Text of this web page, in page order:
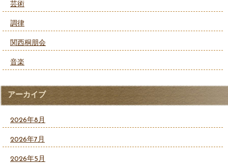
芸術
調律
関西桐朋会
音楽
アーカイブ
2026年8月
2026年7月
2026年5月